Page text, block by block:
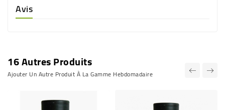
Avis
16 Autres Produits
Ajouter Un Autre Produit À La Gamme Hebdomadaire